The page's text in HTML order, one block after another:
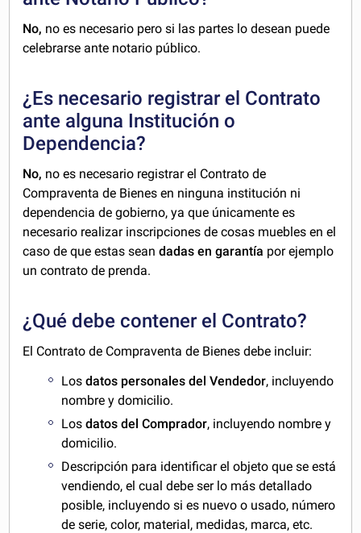
No, no es necesario pero si las partes lo desean puede
celebrarse ante notario público.
¿Es necesario registrar el Contrato
ante alguna Institución o
Dependencia?
No, no es necesario registrar el Contrato de
Compraventa de Bienes en ninguna institución ni
dependencia de gobierno, ya que únicamente es
necesario realizar inscripciones de cosas muebles en el
caso de que estas seandadas en garantía por ejemplo
un contrato de prenda.
¿Qué debe contener el Contrato?
El Contrato de Compraventa de Bienes debe incluir:
Losdatos personales del Vendedor, incluyendo
nombre y domicilio.
Losdatos del Comprador, incluyendo nombre y
domicilio.
Descripción para identificar el objeto que se está
vendiendo, el cual debe ser lo más detallado
posible, incluyendo si es nuevo o usado, número
de serie, color, material, medidas, marca, etc.